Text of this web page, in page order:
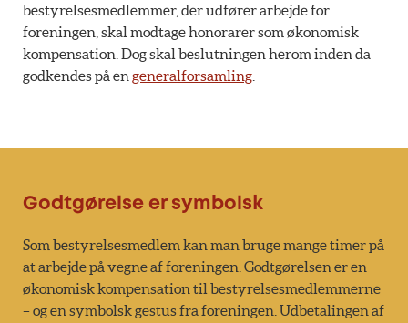
bestyrelsesmedlemmer, der udfører arbejde for
foreningen, skal modtage honorarer som økonomisk
kompensation. Dog skal beslutningen herom inden da
godkendes på en generalforsamling
Godtgørelse er symbolsk
Som bestyrelsesmedlem kan man bruge mange timer på
at arbejde på vegne af foreningen. Godtgørelsen er en
økonomisk kompensation til bestyrelsesmedlemmerne
– og en symbolsk gestus fra foreningen. Udbetalingen af